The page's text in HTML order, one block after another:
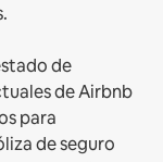
de
de Airbnb
para
de seguro